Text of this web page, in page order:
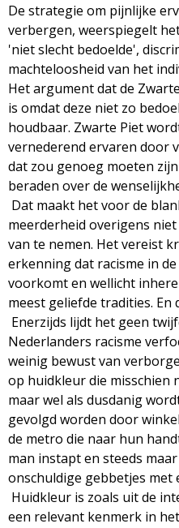
De strategie om pijnlijke
verbergen, weerspiegelt
'niet slecht bedoelde',
machteloosheid van het
Het argument dat de
is omdat deze niet zo
houdbaar. Zwarte Piet
vernederend ervaren door
dat zou genoeg moeten
beraden over de
Dat maakt het voor de
meerderheid overigens
van te nemen. Het vereist
erkenning dat racisme in
voorkomt en wellicht
meest geliefde tradities.
Enerzijds lijdt het geen
Nederlanders racisme
weinig bewust van
op huidkleur die misschien
maar wel als dusdanig
gevolgd worden door
de metro die naar hun
man instapt en steeds
onschuldige gebbetjes met
Huidkleur is zoals uit de
een relevant kenmerk in